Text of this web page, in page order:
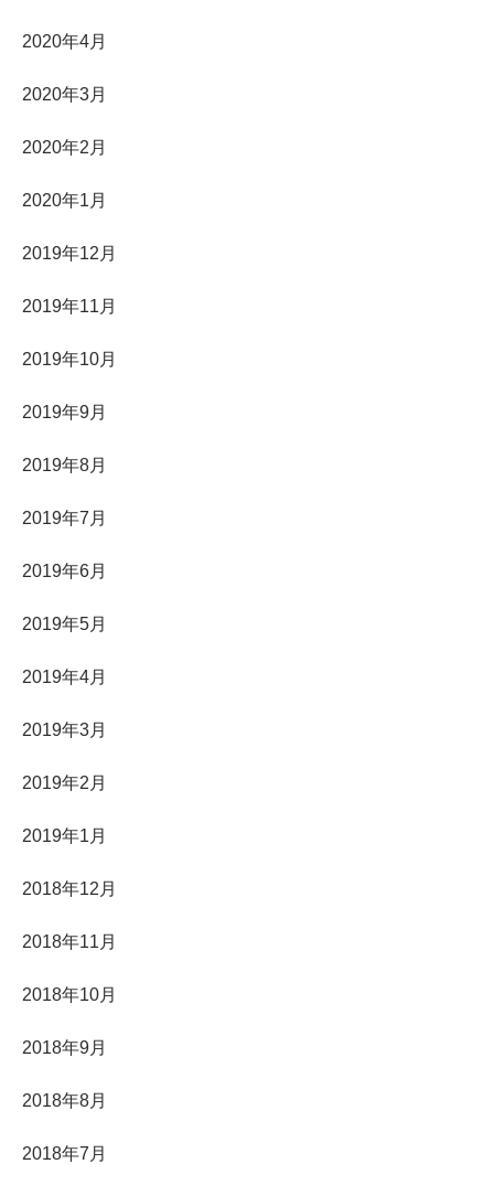
2020年4月
2020年3月
2020年2月
2020年1月
2019年12月
2019年11月
2019年10月
2019年9月
2019年8月
2019年7月
2019年6月
2019年5月
2019年4月
2019年3月
2019年2月
2019年1月
2018年12月
2018年11月
2018年10月
2018年9月
2018年8月
2018年7月